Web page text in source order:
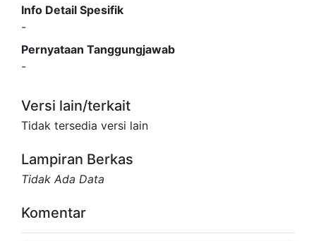
Info Detail Spesifik
-
Pernyataan Tanggungjawab
-
Versi lain/terkait
Tidak tersedia versi lain
Lampiran Berkas
Tidak Ada Data
Komentar